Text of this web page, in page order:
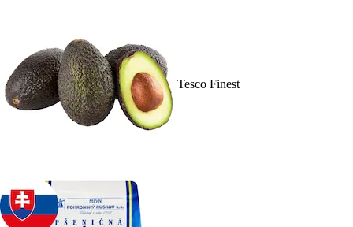
Tesco Finest